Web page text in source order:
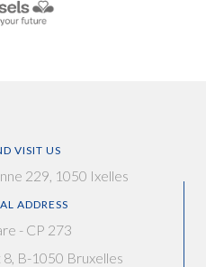
VISIT US
229, 1050 Ixelles
ADDRESS
- CP 273
8, B-1050 Bruxelles